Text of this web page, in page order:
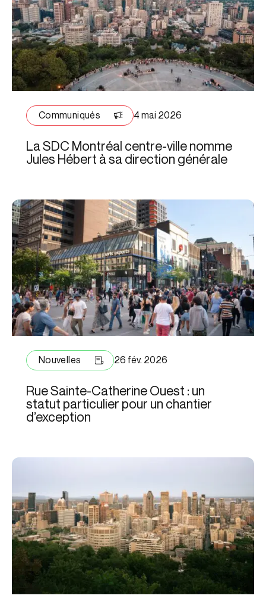
Communiqués 4 mai 2026
La SDC Montréal centre-ville nomme
Jules Hébert à sa direction générale
Nouvelles 26 fév. 2026
Rue Sainte-Catherine Ouest : un
statut particulier pour un chantier
d’exception